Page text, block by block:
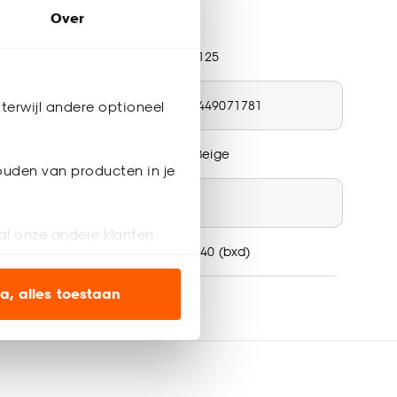
Over
andere optioneel
van producten in je
onze andere klanten.
om alleen de
wel of niet te
alles toestaan
0128125
nummer 8711449071781
Wit, Beige
2,4x240 (bxd)
kenmerken